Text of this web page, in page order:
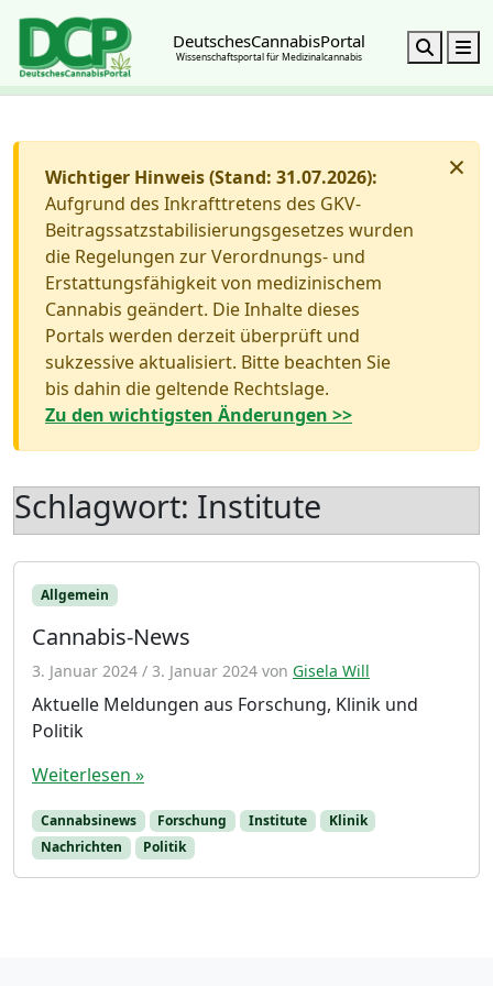
DeutschesCannabisPortal
Wissenschaftsportal für Medizinalcannabis Search
×
Wichtiger Hinweis (Stand: 31.07.2026):
Aufgrund des Inkrafttretens des GKV-
Beitragssatzstabilisierungsgesetzes wurden
die Regelungen zur Verordnungs- und
Erstattungsfähigkeit von medizinischem
Cannabis geändert. Die Inhalte dieses
Portals werden derzeit überprüft und
sukzessive aktualisiert. Bitte beachten Sie
bis dahin die geltende Rechtslage.
Zu den wichtigsten Änderungen >>
Schlagwort: Institute
Allgemein
Cannabis-News
3. Januar 2024 / 3. Januar 2024 von Gisela Will
Aktuelle Meldungen aus Forschung, Klinik und
Politik
Weiterlesen »
Cannabsinews Forschung Institute
Klinik
Nachrichten
Politik